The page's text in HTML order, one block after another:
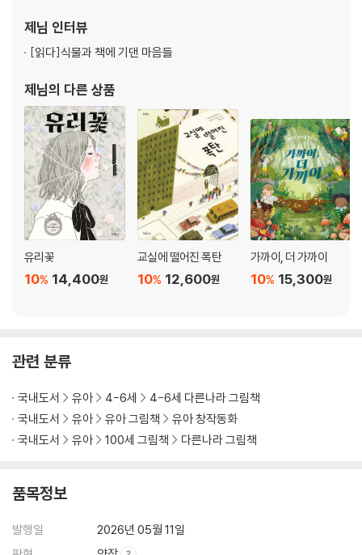
제님 인터뷰
[읽다]식물과 책에 기댄 마음들
제님의 다른 상품
유리꽃
14,400원
10%
교실에 떨어진 폭탄
12,600원
10%
가까이, 더 가까이
15,300원
10%
관련 분류
국내도서 유아 4-6세
4-6세 다른나라 그림책
국내도서
유아 유아 그림책
유아 창작동화
국내도서
유아 100세 그림책 다른나라 그림책
품목정보
발행일
2026년 05월 11일